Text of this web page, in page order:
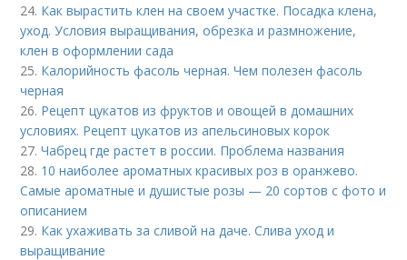
24. Как вырастить клен на своем участке. Посадка клена,
уход. Условия выращивания, обрезка и размножение,
клен в оформлении сада
25. Калорийность фасоль черная. Чем полезен фасоль
черная
26. Рецепт цукатов из фруктов и овощей в домашних
условиях. Рецепт цукатов из апельсиновых корок
27.Чабрец где растет в россии. Проблема названия
28. 10 наиболее ароматных красивых роз в оранжево.
Самые ароматные и душистые розы — 20 сортов с фото и
описанием
29. Как ухаживать за сливой на даче. Слива уход и
выращивание